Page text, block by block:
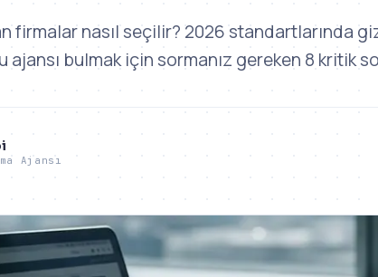
firmalar nasıl seçilir? 2026 standartlarında
ajansı bulmak için sormanız gereken 8 kritik
Ajansı